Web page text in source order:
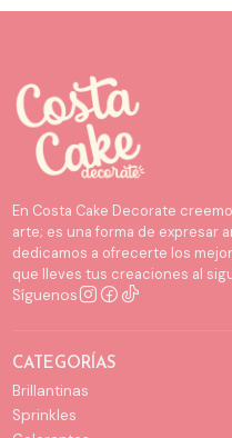
En Costa Cake Decorate
arte; es una forma de expresar
dedicamos a ofrecerte los
que lleves tus creaciones al
Síguenos
CATEGORÍAS
Brillantinas
Sprinkles